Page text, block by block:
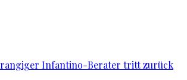
Infantino-Berater tritt zurück